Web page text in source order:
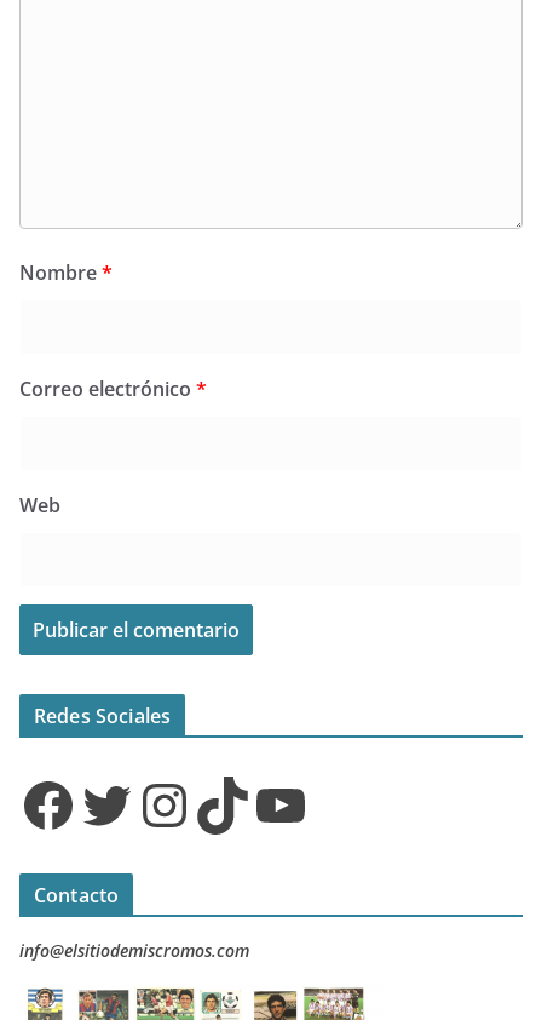
Nombre*
Correo electrónico *
Web
Redes Sociales
Facebook Twitter InstagramTikTok YouTube
Contacto
info@elsitiodemiscromos.com